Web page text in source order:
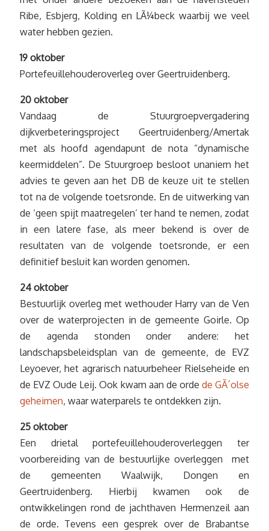
Ribe, Esbjerg, Kolding en LÃ¼beck waarbij we veel
water hebben gezien.
19 oktober
Portefeuillehouderoverleg over Geertruidenberg.
20 oktober
Vandaag de Stuurgroepvergadering
dijkverbeteringsproject Geertruidenberg/Amertak
met als hoofd agendapunt de nota “dynamische
keermiddelen”. De Stuurgroep besloot unaniem het
advies te geven aan het DB de keuze uit te stellen
tot na de volgende toetsronde. En de uitwerking van
de ‘geen spijt maatregelen’ ter hand te nemen, zodat
in een latere fase, als meer bekend is over de
resultaten van de volgende toetsronde, er een
definitief besluit kan worden genomen.
24 oktober
Bestuurlijk overleg met wethouder Harry van de Ven
over de waterprojecten in de gemeente Goirle. Op
de agenda stonden onder andere: het
landschapsbeleidsplan van de gemeente, de EVZ
Leyoever, het agrarisch natuurbeheer Rielseheide en
de EVZ Oude Leij. Ook kwam aan de orde de GÃ´olse
geheimen, waar waterparels te ontdekken zijn.
25 oktober
Een drietal portefeuillehouderoverleggen ter
voorbereiding van de bestuurlijke overleggen met
de gemeenten Waalwijk, Dongen en
Geertruidenberg. Hierbij kwamen ook de
ontwikkelingen rond de jachthaven Hermenzeil aan
de orde. Tevens een gesprek over de Brabantse